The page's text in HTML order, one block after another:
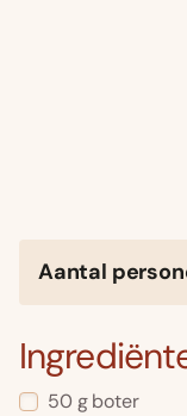
Aantal
50 g boter